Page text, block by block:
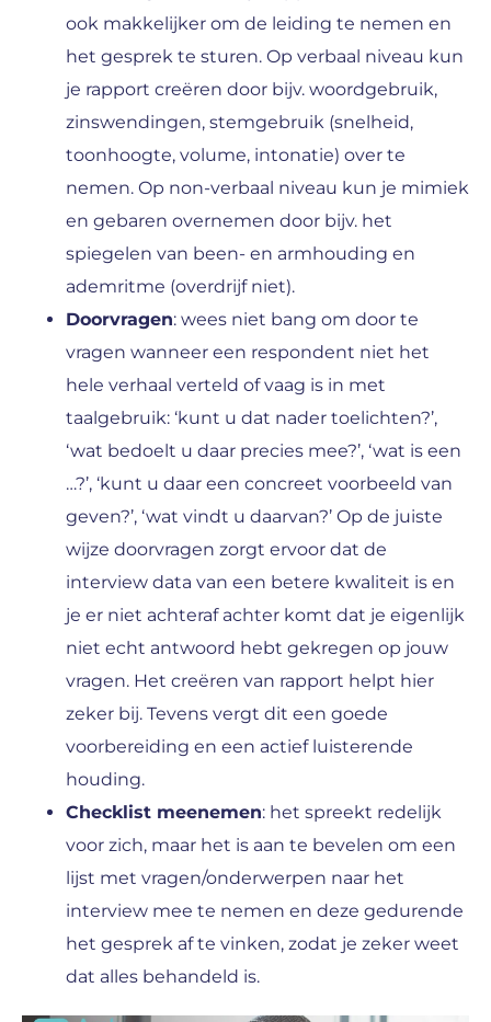
ook makkelijker om de leiding te nemen en
het gesprek te sturen. Op verbaal niveau kun
je rapport creëren door bijv. woordgebruik,
zinswendingen, stemgebruik (snelheid,
toonhoogte, volume, intonatie) over te
nemen. Op non-verbaal niveau kun je mimiek
en gebaren overnemen door bijv. het
spiegelen van been- en armhouding en
ademritme (overdrijf niet).
Doorvragen: wees niet bang om door te
vragen wanneer een respondent niet het
hele verhaal verteld of vaag is in met
taalgebruik: ‘kunt u dat nader toelichten?’,
‘wat bedoelt u daar precies mee?’, ‘wat is een
…?’, ‘kunt u daar een concreet voorbeeld van
geven?’, ‘wat vindt u daarvan?’ Op de juiste
wijze doorvragen zorgt ervoor dat de
interview data van een betere kwaliteit is en
je er niet achteraf achter komt dat je eigenlijk
niet echt antwoord hebt gekregen op jouw
vragen. Het creëren van rapport helpt hier
zeker bij. Tevens vergt dit een goede
voorbereiding en een actief luisterende
houding.
Checklist meenemen: het spreekt redelijk
voor zich, maar het is aan te bevelen om een
lijst met vragen/onderwerpen naar het
interview mee te nemen en deze gedurende
het gesprek af te vinken, zodat je zeker weet
dat alles behandeld is.